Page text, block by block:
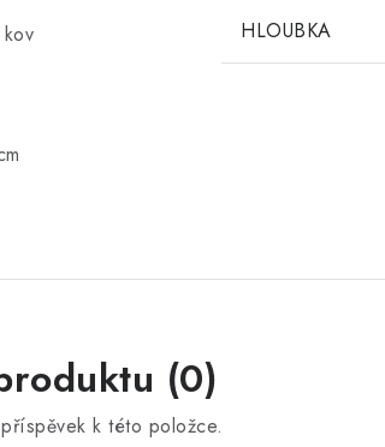
HLOUBKA
(0)
k této položce.